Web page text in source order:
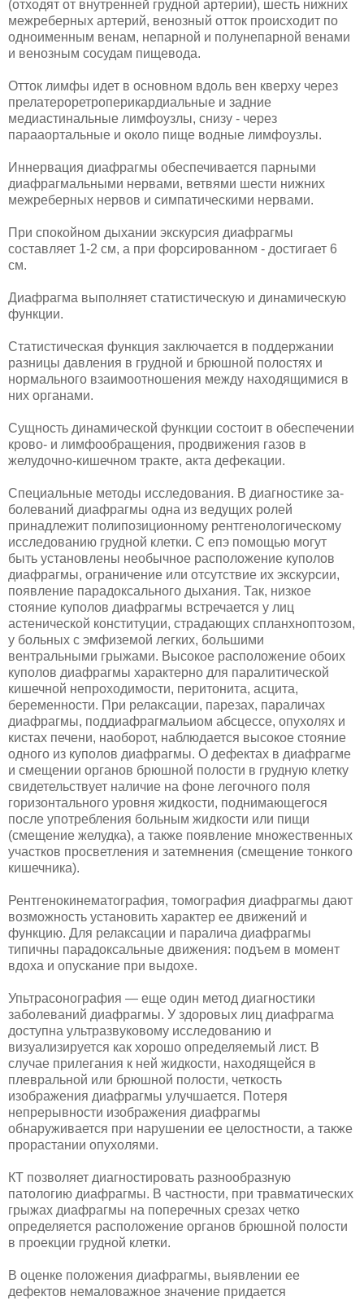
(отходят от внутренней грудной артерии), шесть нижних
межреберных артерий, венозный отток происходит по
одноименным венам, непарной и полунепарной венами
и венозным сосудам пищевода.
Отток лимфы идет в основном вдоль вен кверху через
прелатероретроперикардиальные и задние
медиастинальные лимфоузлы, снизу - через
парааортальные и около пище водные лимфоузлы.
Иннервация диафрагмы обеспечивается парными
диафрагмальными нервами, ветвями шести нижних
межреберных нервов и симпатическими нервами.
При спокойном дыхании экскурсия диафрагмы
составляет 1-2 см, а при форсированном - достигает 6
см.
Диафрагма выполняет статистическую и динамическую
функции.
Статистическая функция заключается в поддержании
разницы давления в грудной и брюшной полостях и
нормального взаимоотношения между находящимися в
них органами.
Сущность динамической функции состоит в обеспечении
крово- и лим­фообращения, продвижения газов в
желудочно-кишечном тракте, акта де­фекации.
Специальные методы исследования. В диагностике за­
болеваний диафрагмы одна из ведущих ролей
принадлежит полипозицион­ному рентгенологическому
исследованию грудной клетки. С епэ помощью могут
быть установлены необычное расположение куполов
диафрагмы, ограничение или отсутствие их экскурсии,
появление парадоксального ды­хания. Так, низкое
стояние куполов диафрагмы встречается у лиц
астениче­ской конституции, страдающих спланхноптозом,
у больных с эмфиземой легких, большими
вентральными грыжами. Высокое расположение обоих
куполов диафрагмы характерно для паралитической
кишечной непроходи­мости, перитонита, асцита,
беременности. При релаксации, парезах, парали­чах
диафрагмы, поддиафрагмальиом абсцессе, опухолях и
кистах печени, наоборот, наблюдается высокое стояние
одного из куполов диафрагмы. О дефектах в диафрагме
и смещении органов брюшной полости в грудную клетку
свидетельствует наличие на фоне легочного поля
горизонтального уровня жидкости, поднимающегося
после употребления больным жидкости или пищи
(смещение желудка), а также появление множественных
участков просветления и затемнения (смещение тонкого
кишечника).
Рентгенокинематография, томография диафрагмы дают
возможность установить характер ее движений и
функцию. Для релаксации и паралича диафрагмы
типичны парадоксальные движения: подъем в момент
вдоха и опускание при выдохе.
Упьтрасонография — еще один метод диагностики
заболеваний диа­фрагмы. У здоровых лиц диафрагма
доступна ультразвуковому исследова­нию и
визуализируется как хорошо определяемый лист. В
случае прилега­ния к ней жидкости, находящейся в
плевральной или брюшной полости, четкость
изображения диафрагмы улучшается. Потеря
непрерывности изображения диафрагмы
обнаруживается при нарушении ее целостности, а также
прорастании опухолями.
КТ позволяет диагностировать разнообразную
патологию диафрагмы. В частности, при травматических
грыжах диафрагмы на поперечных срезах четко
определяется расположение органов брюшной полости
в проекции грудной клетки.
В оценке положения диафрагмы, выявлении ее
дефектов немаловажное значение придается